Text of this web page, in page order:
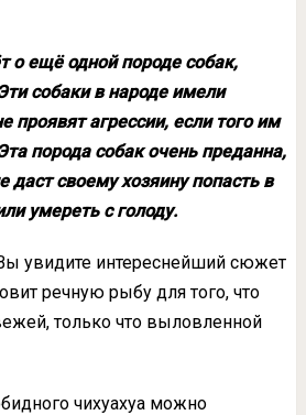
о ещё одной породе собак,
собаки в народе имели
проявят агрессии, если того им
порода собак очень преданна,
даст своему хозяину попасть в
умереть с голоду.
увидите интереснейший сюжет
речную рыбу для того, что
только что выловленной
чихуахуа можно